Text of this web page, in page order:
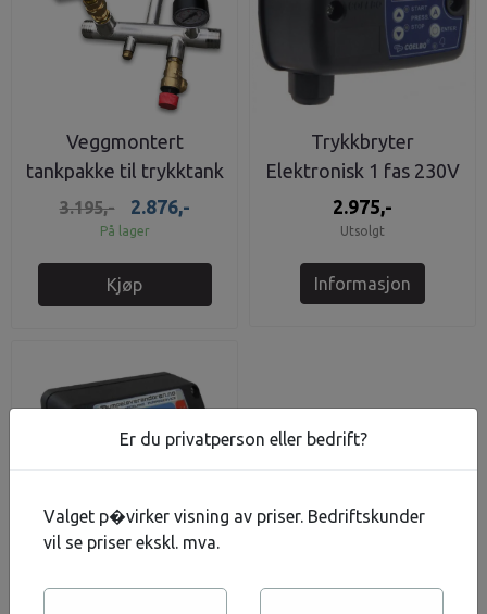
Veggmontert
tankpakke til trykktank
3.195,- 2.876,-
På lager
Kjøp
Trykkbryter
Elektronisk 1 fas 230V
2.975,-
Utsolgt
Informasjon
Trykkbryter
Er du privatperson eller bedrift?
Valget p�virker visning av priser. Bedriftskunder
vil se priser ekskl. mva.